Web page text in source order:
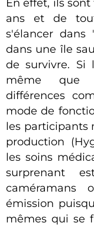
En effet, ils
ans et de
s'élancer dans
dans une île
de survivre. Si
même que
différences
mode de
les participants
production
les soins
surprenant
caméramans
émission
mêmes qui se